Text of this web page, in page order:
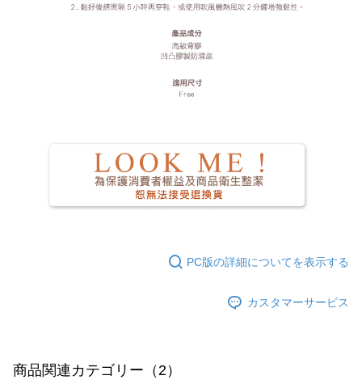
PC版の詳細についてを表示する
カスタマーサービス
商品関連カテゴリー（2）